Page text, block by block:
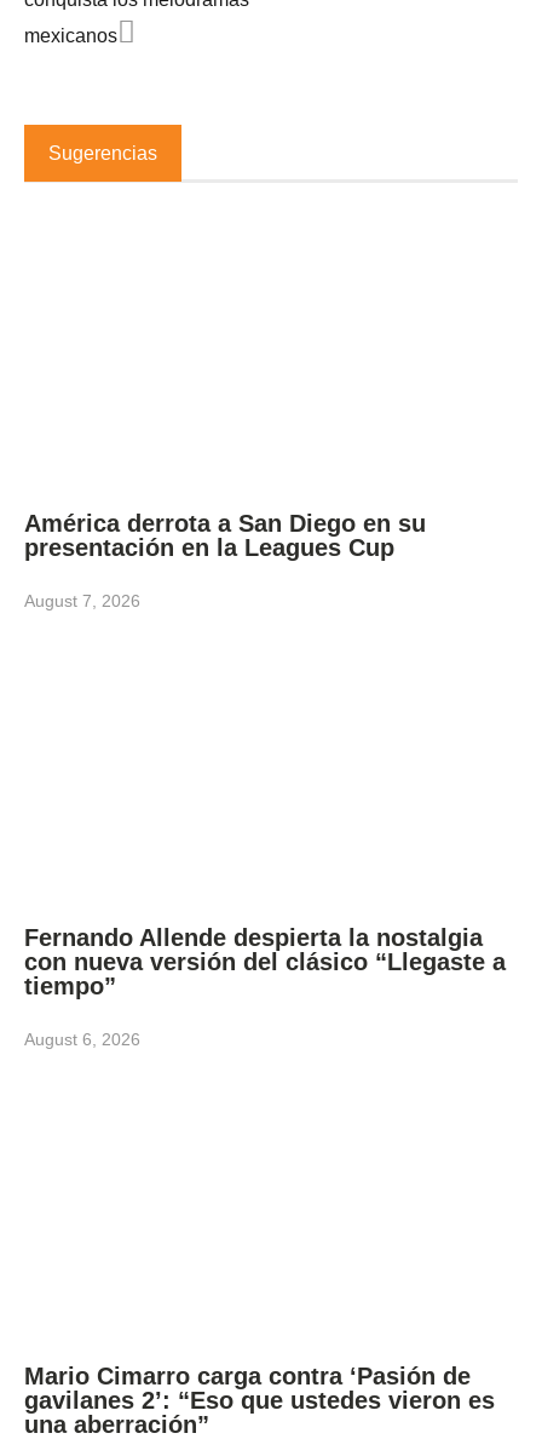
mexicanos
Sugerencias
América derrota a San Diego en su
presentación en la Leagues Cup
August 7, 2026
Fernando Allende despierta la nostalgia
con nueva versión del clásico “Llegaste a
tiempo”
August 6, 2026
Mario Cimarro carga contra ‘Pasión de
gavilanes 2’: “Eso que ustedes vieron es
una aberración”